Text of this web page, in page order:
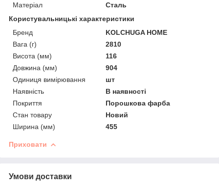
Матеріал
Сталь
Користувальницькі характеристики
Бренд
KOLCHUGA HOME
Вага (г)
2810
Висота (мм)
116
Довжина (мм)
904
Одиниця вимірювання
шт
Наявність
В наявності
Покриття
Порошкова фарба
Стан товару
Новий
Ширина (мм)
455
Приховати
Умови доставки